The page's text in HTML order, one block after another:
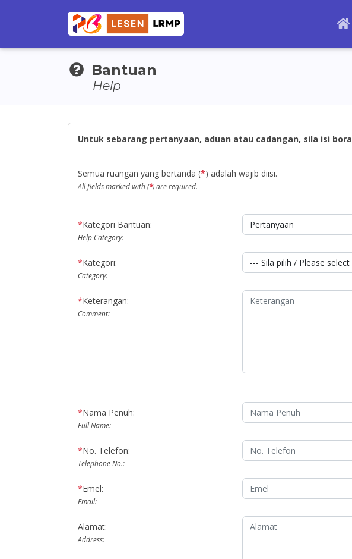
Bantuan
Help
Untuk sebarang pertanyaan, aduan atau cadangan, sila isi
Semua ruangan yang bertanda (*) adalah wajib diisi.
All fields marked with (*) are required.
*Kategori Bantuan:
Help Category:
*Kategori:
Category:
*Keterangan:
Comment:
*Nama Penuh:
Full Name:
*No. Telefon:
Telephone No.:
*Emel:
Email:
Alamat:
Address: